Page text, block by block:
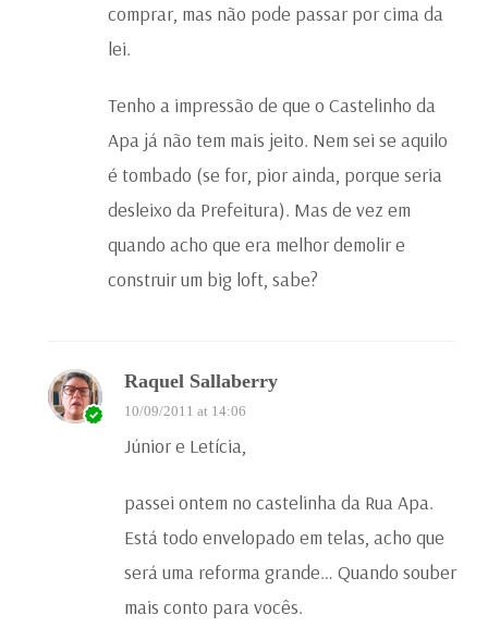
comprar, mas não pode passar por cima da
lei.
Tenho a impressão de que o Castelinho da
Apa já não tem mais jeito. Nem sei se aquilo
é tombado (se for, pior ainda, porque seria
desleixo da Prefeitura). Mas de vez em
quando acho que era melhor demolir e
construir um big loft, sabe?
Raquel Sallaberry
10/09/2011 at 14:06
Júnior e Letícia,
passei ontem no castelinha da Rua Apa.
Está todo envelopado em telas, acho que
será uma reforma grande… Quando souber
mais conto para vocês.